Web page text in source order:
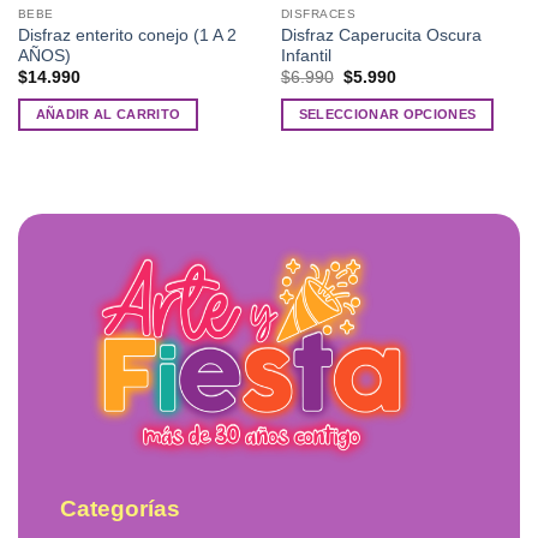
BEBE
Disfraz enterito conejo (1 A 2
AÑOS)
$14.990
AÑADIR AL CARRITO
DISFRACES
Disfraz Caperucita Oscura
Infantil
$6.990 El
original
era:
$5.990El
actual
es:
SELECCIONAR OPCIONES
múltiples
Las
opciones
se
pueden
elegir
en
la
página
Categorías